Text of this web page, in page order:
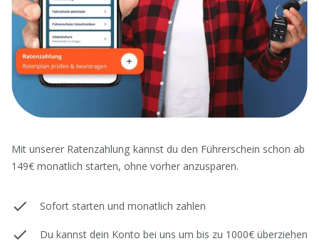
Mit unserer Ratenzahlung kannst du den Führerschein schon ab
149€ monatlich starten, ohne vorher anzusparen.
Sofort starten und monatlich zahlen
Du kannst dein Konto bei uns um bis zu 1000€ überziehen